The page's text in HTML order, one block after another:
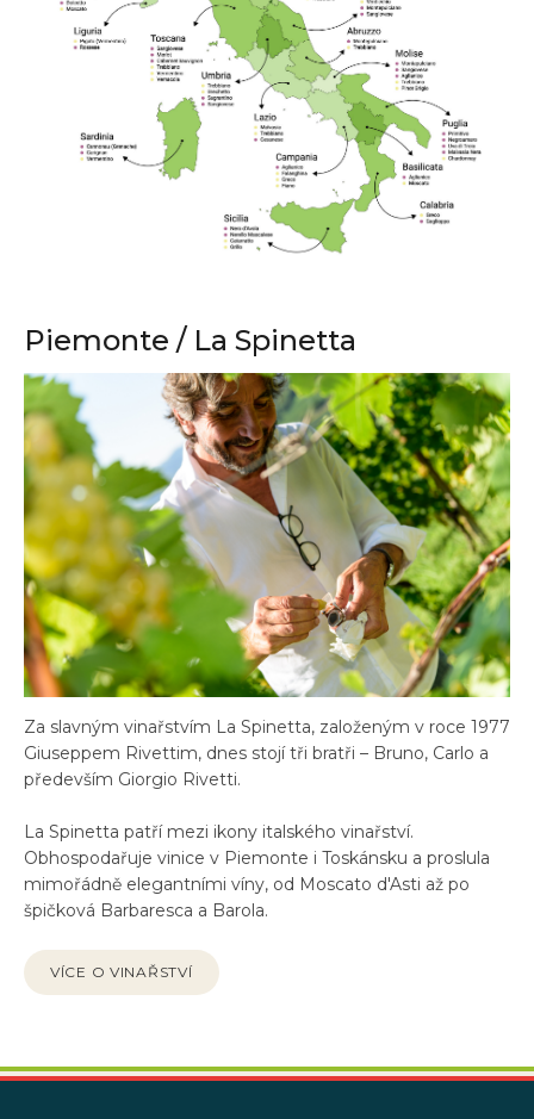
Piemonte / La Spinetta
Za slavným vinařstvím La Spinetta, založeným v roce 1977
Giuseppem Rivettim, dnes stojí tři bratři – Bruno, Carlo a
především Giorgio Rivetti.
La Spinetta patří mezi ikony italského vinařství.
Obhospodařuje vinice v Piemonte i Toskánsku a proslula
mimořádně elegantními víny, od Moscato d'Asti až po
špičková Barbaresca a Barola.
VÍCE O VINAŘSTVÍ
Z